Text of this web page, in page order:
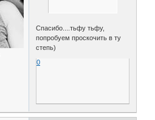
Спасибо....тьфу тьфу,
попробуем проскочить в ту
степь)
0